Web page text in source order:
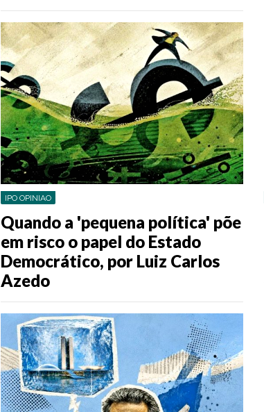
IPO OPINIAO
Quando a 'pequena política' põe
em risco o papel do Estado
Democrático, por Luiz Carlos
Azedo